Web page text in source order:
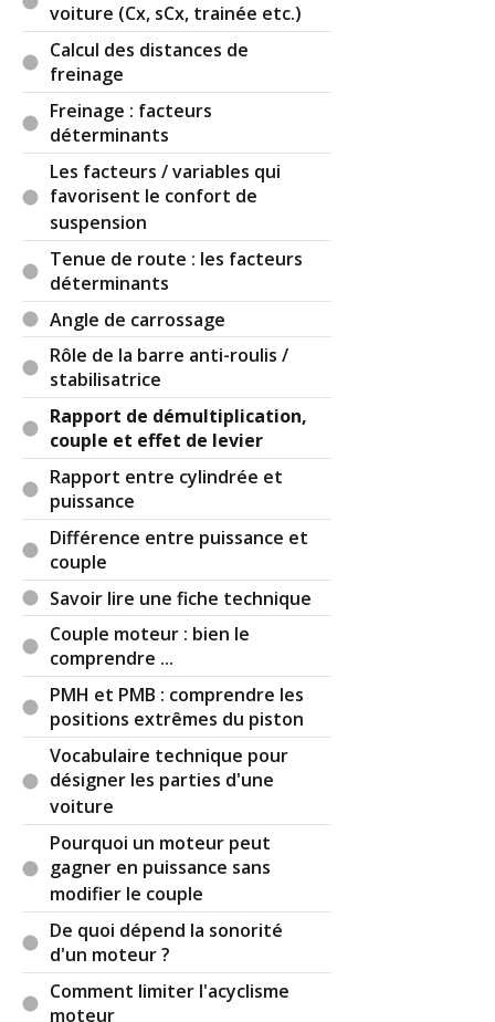
choisi permettant de déterminer pour un rapport
donné la vitesses de rotation (VR) maximale
correspondant à ce rapport, et donc sur une
démultiplication via un système d'engrenage
pour le cas le plus courant, car une transmission
continue à courroie sur une poulie conique en
est un autre.
Cordialement
Réagir à ce commentaire
(Votre post sera visible sous le commentaire)
voiture (Cx, sCx, trainée etc.)
Calcul des distances de
freinage
Freinage : facteurs
déterminants
Les facteurs / variables qui
favorisent le confort de
suspension
Tenue de route : les facteurs
déterminants
Angle de carrossage
Rôle de la barre anti-roulis /
stabilisatrice
Rapport de démultiplication,
couple et effet de levier
Rapport entre cylindrée et
puissance
Différence entre puissance et
couple
Savoir lire une fiche technique
Couple moteur : bien le
comprendre ...
PMH et PMB : comprendre les
positions extrêmes du piston
Vocabulaire technique pour
désigner les parties d'une
voiture
Pourquoi un moteur peut
gagner en puissance sans
modifier le couple
De quoi dépend la sonorité
d'un moteur ?
Comment limiter l'acyclisme
moteur